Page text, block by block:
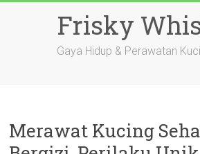
Frisky
Gaya Hidup & Perawatan
Merawat Kucing